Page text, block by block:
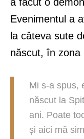
Evenimentul a
la câteva sute
născut, în zona
Mi s-a spus,
născut la
ani. Poate
și aici mă